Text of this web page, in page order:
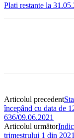
Plati restante la
Articolul precedent
începând cu data de
636/09.06.2021
Articolul următor
trimestrului 1 din 2021